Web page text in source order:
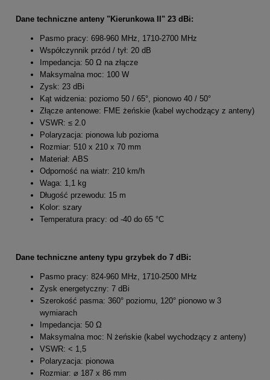
Dane techniczne anteny "Kierunkowa II" 23 dBi:
Pasmo pracy: 698-960 MHz, 1710-2700 MHz
Współczynnik przód / tył: 20 dB
Impedancja: 50 Ω na złącze
Maksymalna moc: 100 W
Zysk: 23 dBi
Kąt widzenia: poziomo 50 / 65°, pionowo 40 / 50°
Złącze antenowe: FME żeńskie (kabel wychodzący z anteny)
VSWR: ≤ 2.0
Polaryzacja: pionowa lub pozioma
Rozmiar: 510 x 210 x 70 mm
Materiał: ABS
Odporność na wiatr: 210 km/h
Waga: 1,1 kg
Długość przewodu: 15 m
Kolor: szary
Temperatura pracy: od -40 do 65 °C
Dane techniczne anteny typu grzybek do 7 dBi:
Pasmo pracy: 824-960 MHz, 1710-2500 MHz
Zysk energetyczny: 7 dBi
Szerokość pasma: 360° poziomu, 120° pionowo w 3
wymiarach
Impedancja: 50 Ω
Maksymalna moc: N żeńskie (kabel wychodzący z anteny)
VSWR: < 1,5
Polaryzacja: pionowa
Rozmiar: ⌀ 187 x 86 mm